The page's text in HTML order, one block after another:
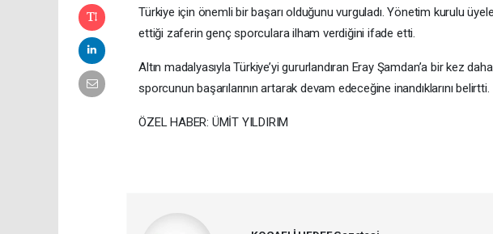
Türkiye için önemli bir başarı olduğunu vurguladı. Yönetim kurulu
ettiği zaferin genç sporculara ilham verdiğini ifade etti.
Altın madalyasıyla Türkiye’yi gururlandıran Eray Şamdan’a bir kez
sporcunun başarılarının artarak devam edeceğine inandıklarını belirtti.
ÖZEL HABER: ÜMİT YILDIRIM